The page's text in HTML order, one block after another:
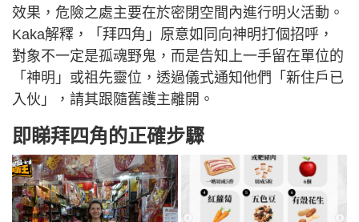
效果，危險之處主要在於密閉空間內進行明火活動。
Kaka解釋，「拜四角」原意如同向神明打個招呼，
對象不一定是孤魂野鬼，而是告知上一手留在單位的
「神明」或祖先靈位，透過儀式通知他們「新住戶已
入伙」，請其跟隨舊護主離開。
即睇拜四角的正確步驟